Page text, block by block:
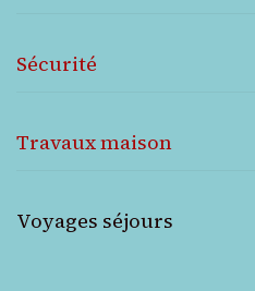
Sécurité
Travaux maison
Voyages séjours